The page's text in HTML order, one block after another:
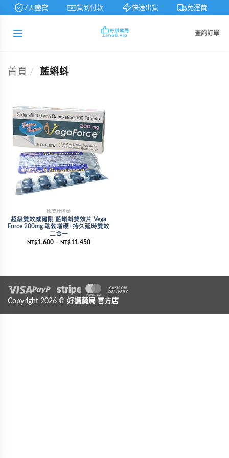
7天鑒賞 貨到付款 快速出貨 免運費
查詢訂單
首頁 / 藍蝌蚪
印度壯陽藥
超級雙效威爾剛 藍蝌蚪雙效片 Vega
Force 200mg 助勃增硬+持久延時雙效
二合一
NT$ 1,600– NT$ 11,450
Visa PayPalStripe MasterCardCash On Delivery
Copyright 2026 © 好讚藥局 官方店